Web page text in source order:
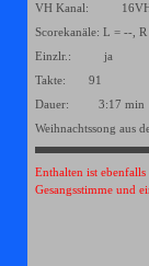
VH Kanal:
Scorekanäle: L = --, R
Einzlr.: ja
Takte: 91
Dauer: 3:17 min
Weihnachtssong aus
Enthalten ist
Gesangsstimme und